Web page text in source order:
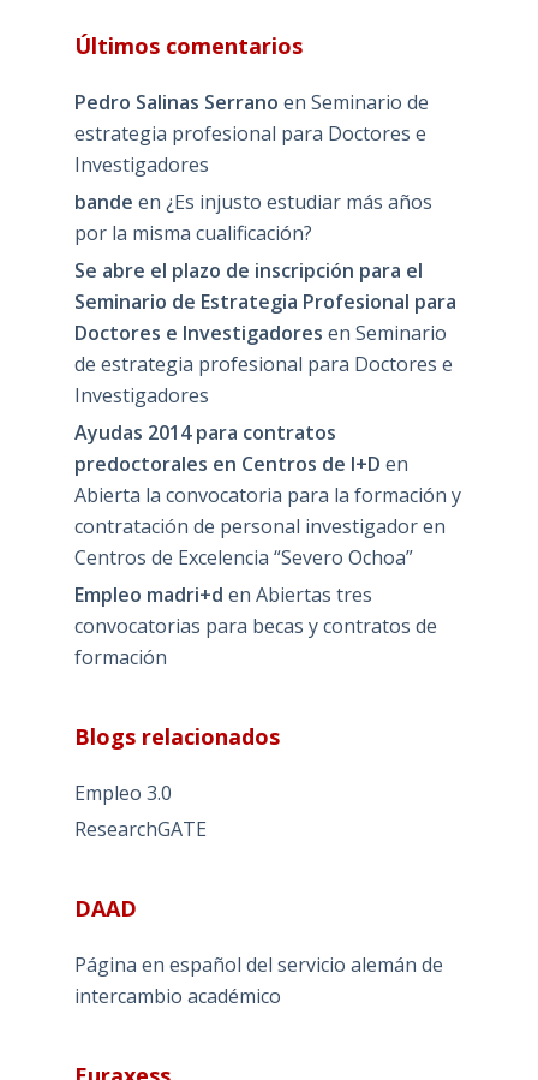
Últimos comentarios
Pedro Salinas Serrano en Seminario de
estrategia profesional para Doctores e
Investigadores
bande en ¿Es injusto estudiar más años
por la misma cualificación?
Se abre el plazo de inscripción para el
Seminario de Estrategia Profesional para
Doctores e Investigadores en Seminario
de estrategia profesional para Doctores e
Investigadores
Ayudas 2014 para contratos
predoctorales en Centros de I+D en
Abierta la convocatoria para la formación y
contratación de personal investigador en
Centros de Excelencia “Severo Ochoa”
Empleo madri+d en Abiertas tres
convocatorias para becas y contratos de
formación
Blogs relacionados
Empleo 3.0
ResearchGATE
DAAD
Página en español del servicio alemán de
intercambio académico